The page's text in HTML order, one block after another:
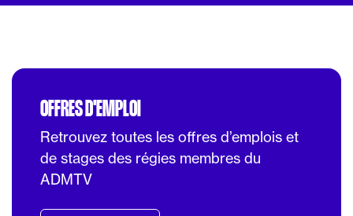
OFFRES D'EMPLOI
Retrouvez toutes les offres d’emplois et
de stages des régies membres du
ADMTV